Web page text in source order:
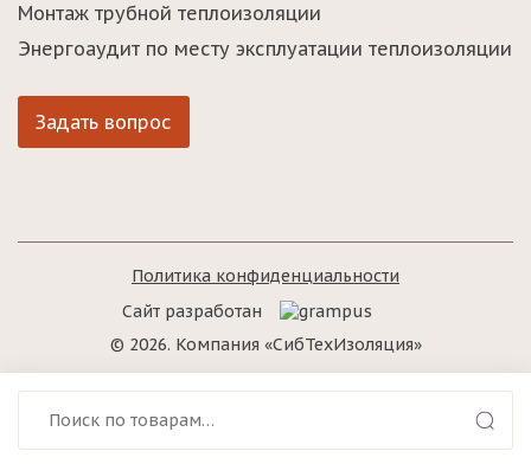
Монтаж трубной теплоизоляции
Энергоаудит по месту эксплуатации теплоизоляции
Задать вопрос
Политика конфиденциальности
Сайт разработан
© 2026. Компания «СибТехИзоляция»